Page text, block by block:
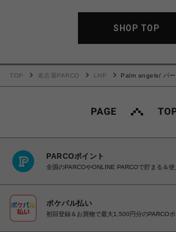
SHOP TOP
TOP 名古屋PARCO LHP
Palm angels/ パー
PARCOポイント
全国のPARCOやONLINE PARCOで貯まる＆使
ポケパル払い
初回登録＆お買物で最大1,500円分のPARCO